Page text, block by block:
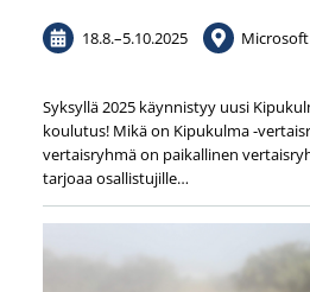
18.8.–5.10.2025
Syksyllä 2025 käynnistyy uusi
koulutus! Mikä on Kipukulma -
vertaisryhmä on paikallinen
tarjoaa osallistujille…